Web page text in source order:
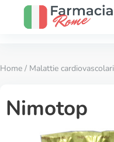
Home / Malattie cardiovascolari
Nimotop